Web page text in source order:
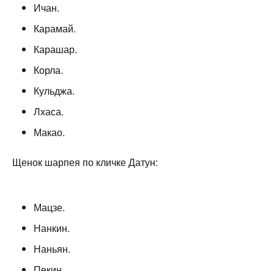
Ичан.
Карамай.
Карашар.
Корла.
Кульджа.
Лхаса.
Макао.
Щенок шарпея по кличке Датун:
Мацзе.
Нанкин.
Наньян.